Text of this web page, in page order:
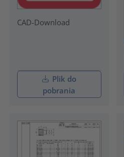
CAD-Download
Plik do
pobrania